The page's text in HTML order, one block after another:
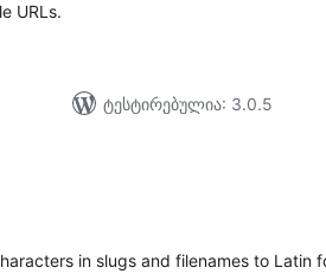
URLs.
ტესტირებულია: 3.0.5
in slugs and filenames to Latin